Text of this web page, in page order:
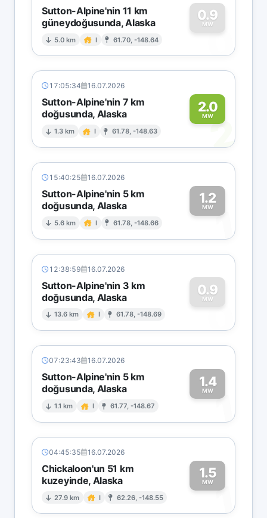
Sutton-Alpine'nin 11 km
güneydoğusunda, Alaska
5.0 km I 61.70, -148.64
0.9
MW
0
17:05:34 16.07.2026
Sutton-Alpine'nin 7 km
doğusunda, Alaska
1.3 km I 61.78, -148.63
2.0
MW2
15:40:25 16.07.2026
Sutton-Alpine'nin 5 km
doğusunda, Alaska
5.6 km I 61.78, -148.66
1.2
MW1
12:38:59 16.07.2026
Sutton-Alpine'nin 3 km
doğusunda, Alaska
13.6 km I 61.78, -148.69
0.9
MW
0
07:23:43 16.07.2026
Sutton-Alpine'nin 5 km
doğusunda, Alaska
1.1 km I 61.77, -148.67
1.4
MW1
04:45:35 16.07.2026
Chickaloon'un 51 km
kuzeyinde, Alaska
27.9 km I 62.26, -148.55
1.5
MW1